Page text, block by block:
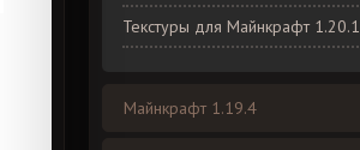
Текстуры для Майнкрафт 1.20.1
Майнкрафт 1.19.4